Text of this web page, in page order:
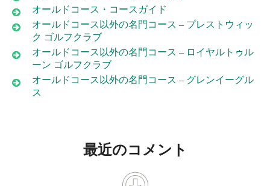
オールドコース・コースガイド
オールドコース以外の名門コース – プレストウィッ
ク ゴルフクラブ
オールドコース以外の名門コース – ロイヤルトゥル
ーン ゴルフクラブ
オールドコース以外の名門コース – グレンイーグル
ス
最近のコメント